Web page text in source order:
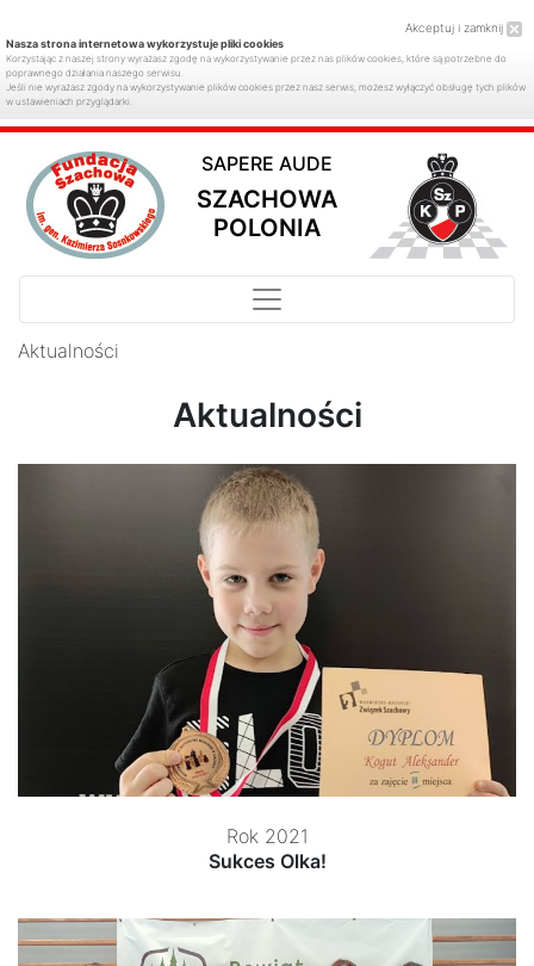
Akceptuj i zamknij
Nasza strona internetowa wykorzystuje pliki cookies
Korzystając z naszej strony wyrażasz zgodę na wykorzystywanie przez nas plików cookies, które są potrzebne do
poprawnego działania naszego serwisu.
Jeśli nie wyrażasz zgody na wykorzystywanie plików cookies przez nasz serwis, możesz wyłączyć obsługę tych plików
w ustawieniach przyglądarki.
SAPERE AUDE
SZACHOWA
POLONIA
Aktualności
Aktualności
Rok 2021
Sukces Olka!